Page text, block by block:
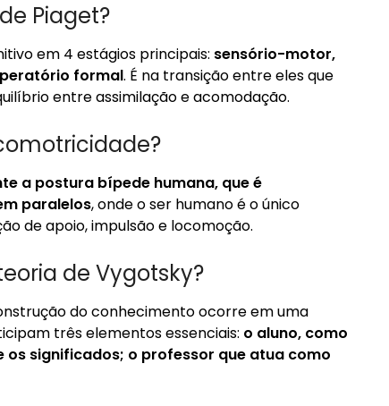
Piaget?
em 4 estágios principais: sensório-motor,
formal. É na transição entre eles que
entre assimilação e acomodação.
a postura bípede humana, que é
paralelos, onde o ser humano é o único
de apoio, impulsão e locomoção.
de Vygotsky?
do conhecimento ocorre em uma
três elementos essenciais: o aluno, como
significados; o professor que atua como